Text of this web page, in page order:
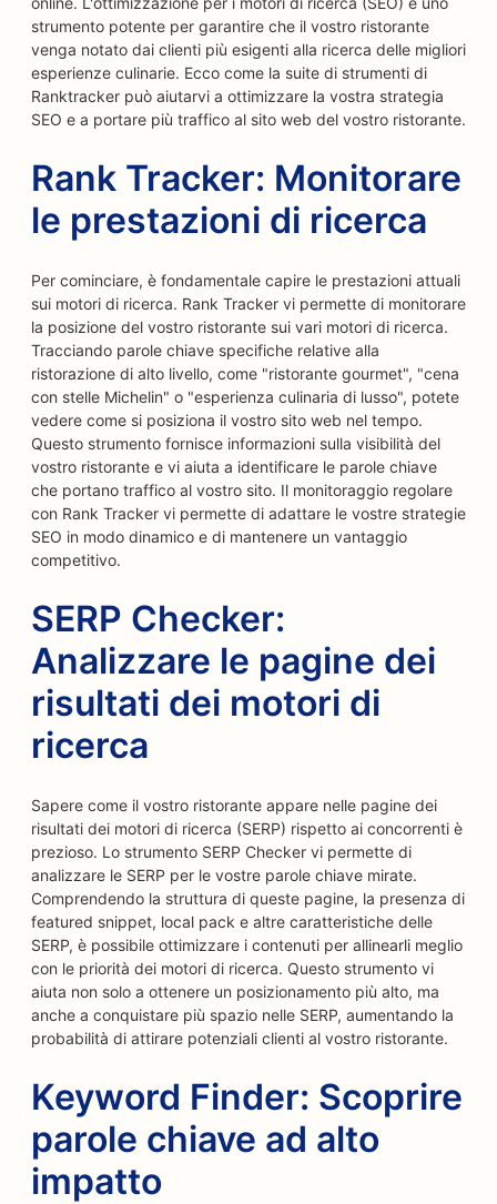
strumento potente per garantire che il vostro ristorante
venga notato dai clienti più esigenti alla ricerca delle migliori
esperienze culinarie. Ecco come la suite di strumenti di
Ranktracker può aiutarvi a ottimizzare la vostra strategia
SEO e a portare più traffico al sito web del vostro ristorante.
Rank Tracker: Monitorare
le prestazioni di ricerca
Per cominciare, è fondamentale capire le prestazioni attuali
sui motori di ricerca. Rank Tracker vi permette di monitorare
la posizione del vostro ristorante sui vari motori di ricerca.
Tracciando parole chiave specifiche relative alla
ristorazione di alto livello, come "ristorante gourmet", "cena
con stelle Michelin" o "esperienza culinaria di lusso", potete
vedere come si posiziona il vostro sito web nel tempo.
Questo strumento fornisce informazioni sulla visibilità del
vostro ristorante e vi aiuta a identificare le parole chiave
che portano traffico al vostro sito. Il monitoraggio regolare
con Rank Tracker vi permette di adattare le vostre strategie
SEO in modo dinamico e di mantenere un vantaggio
competitivo.
SERP Checker:
Analizzare le pagine dei
risultati dei motori di
ricerca
Sapere come il vostro ristorante appare nelle pagine dei
risultati dei motori di ricerca (SERP) rispetto ai concorrenti è
prezioso. Lo strumento SERP Checker vi permette di
analizzare le SERP per le vostre parole chiave mirate.
Comprendendo la struttura di queste pagine, la presenza di
featured snippet, local pack e altre caratteristiche delle
SERP, è possibile ottimizzare i contenuti per allinearli meglio
con le priorità dei motori di ricerca. Questo strumento vi
aiuta non solo a ottenere un posizionamento più alto, ma
anche a conquistare più spazio nelle SERP, aumentando la
probabilità di attirare potenziali clienti al vostro ristorante.
Keyword Finder: Scoprire
parole chiave ad alto
impatto